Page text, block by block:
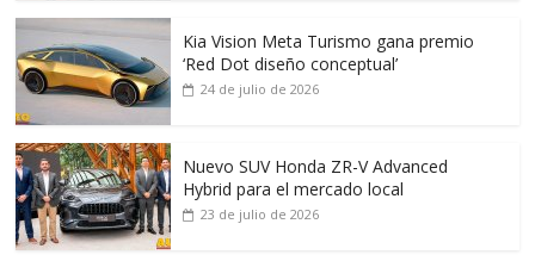
Kia Vision Meta Turismo gana premio
‘Red Dot diseño conceptual’
24 de julio de 2026
Nuevo SUV Honda ZR-V Advanced
Hybrid para el mercado local
23 de julio de 2026